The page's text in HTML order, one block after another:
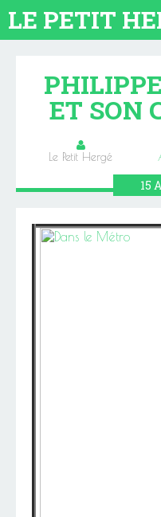
ET SON
Le Petit Hergé
15